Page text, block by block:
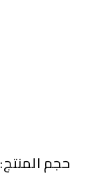
حجم المنتج: 31 سم × 4.6 سم × 4.5 سم